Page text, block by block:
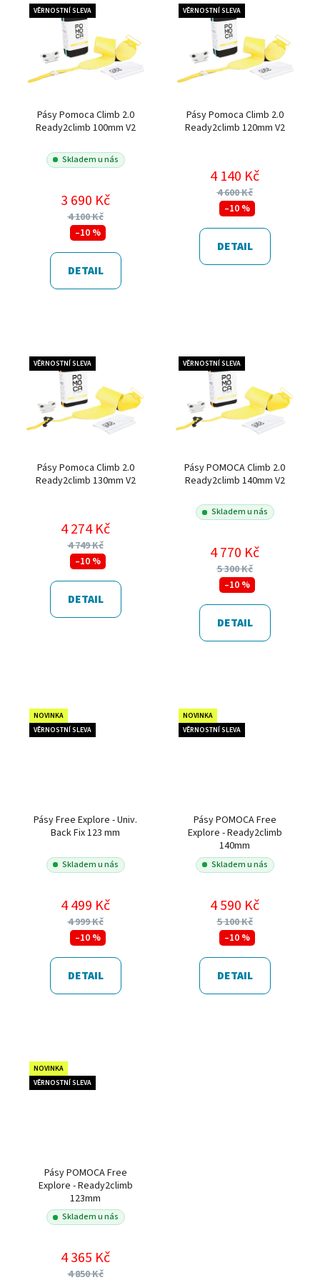
VĚRNOSTNÍ SLEVA
Pásy Pomoca Climb 2.0
Ready2climb 100mm V2
Skladem u nás
3 690 Kč
4 100 Kč
–10 %
DETAIL
VĚRNOSTNÍ SLEVA
Pásy Pomoca Climb 2.0
Ready2climb 120mm V2
4 140 Kč
4 600 Kč
–10 %
DETAIL
VĚRNOSTNÍ SLEVA
Pásy Pomoca Climb 2.0
Ready2climb 130mm V2
4 274 Kč
4 749 Kč
–10 %
DETAIL
VĚRNOSTNÍ SLEVA
Pásy POMOCA Climb 2.0
Ready2climb 140mm V2
Skladem u nás
4 770 Kč
5 300 Kč
–10 %
DETAIL
NOVINKA
VĚRNOSTNÍ SLEVA
Pásy Free Explore - Univ.
Back Fix 123 mm
Skladem u nás
4 499 Kč
4 999 Kč
–10 %
DETAIL
NOVINKA
VĚRNOSTNÍ SLEVA
Pásy POMOCA Free
Explore - Ready2climb
140mm
Skladem u nás
4 590 Kč
5 100 Kč
–10 %
DETAIL
NOVINKA
VĚRNOSTNÍ SLEVA
Pásy POMOCA Free
Explore - Ready2climb
123mm
Skladem u nás
4 365 Kč
4 850 Kč